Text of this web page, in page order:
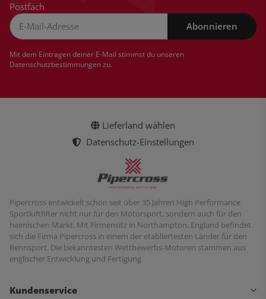
Postfach
Abonnieren
Mit dem Eintragen deiner E-Mail stimmst du unseren
Datenschutzbestimmungenzu.
Lieferland wählen
Datenschutz-Einstellungen
Pipercross entwickelt schon seit über 35 Jahren High Performance
Sportluftfilter nicht nur für den Motorsport, sondern auch für den
heimischen Markt. Mit Firmensitz in Northampton, England befindet
sich die Firma Pipercross in einem der etabliertesten Länder für den
Rennsport. Die bekanntesten Wettbewerbs-Motoren stammen aus
englischer Entwicklung und Fertigung.
Kundenservice